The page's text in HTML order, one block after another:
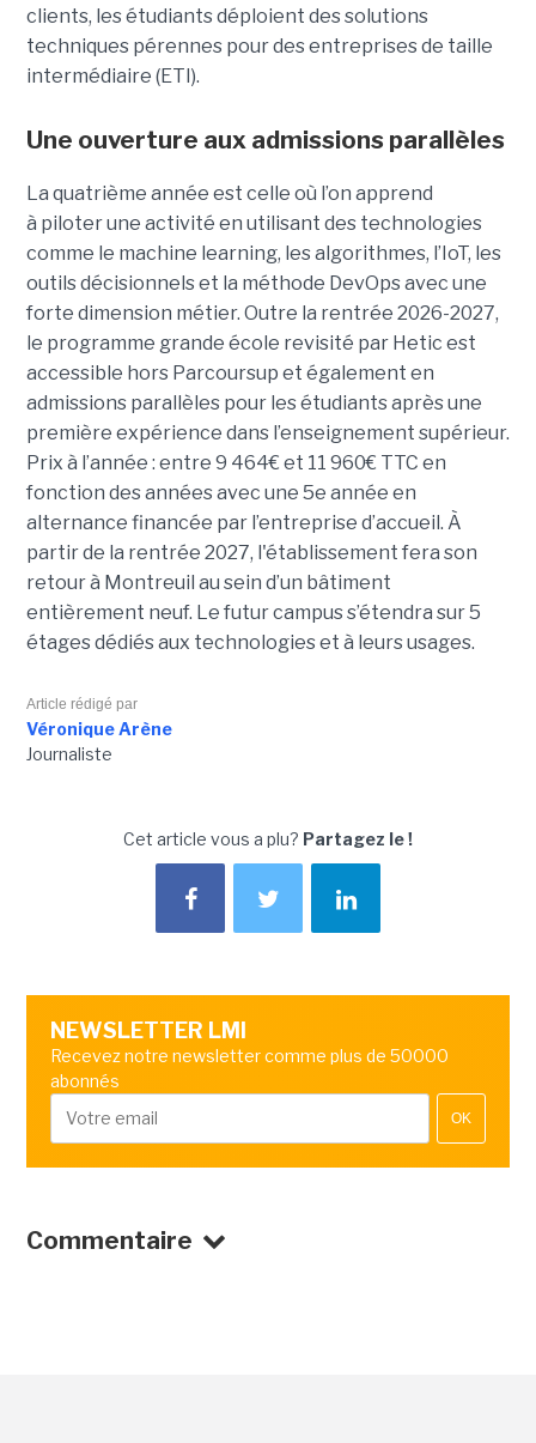
clients, les étudiants déploient des solutions
techniques pérennes pour des entreprises de taille
intermédiaire (ETI).
Une ouverture aux admissions parallèles
La quatrième année est celle où l’on apprend
à piloter une activité en utilisant des technologies
comme le machine learning, les algorithmes, l’IoT, les
outils décisionnels et la méthode DevOps avec une
forte dimension métier. Outre la rentrée 2026-2027,
le programme grande école revisité par Hetic est
accessible hors Parcoursup et également en
admissions parallèles pour les étudiants après une
première expérience dans l’enseignement supérieur.
Prix à l’année : entre 9 464€ et 11 960€ TTC en
fonction des années avec une 5e année en
alternance financée par l’entreprise d’accueil. À
partir de la rentrée 2027, l'établissement fera son
retour à Montreuil au sein d’un bâtiment
entièrement neuf. Le futur campus s’étendra sur 5
étages dédiés aux technologies et à leurs usages.
Article rédigé par
Véronique Arène
Journaliste
Cet article vous a plu? Partagez le !
NEWSLETTER LMI
Recevez notre newsletter comme plus de 50000
abonnés
OK
Commentaire